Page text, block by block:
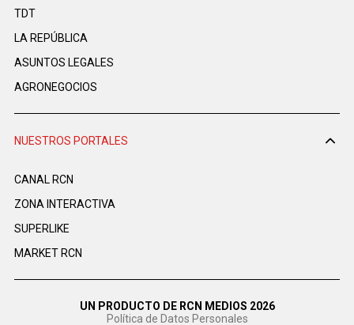
TDT
LA REPÚBLICA
ASUNTOS LEGALES
AGRONEGOCIOS
NUESTROS PORTALES
CANAL RCN
ZONA INTERACTIVA
SUPERLIKE
MARKET RCN
UN PRODUCTO DE RCN MEDIOS 2026
Política de Datos Personales